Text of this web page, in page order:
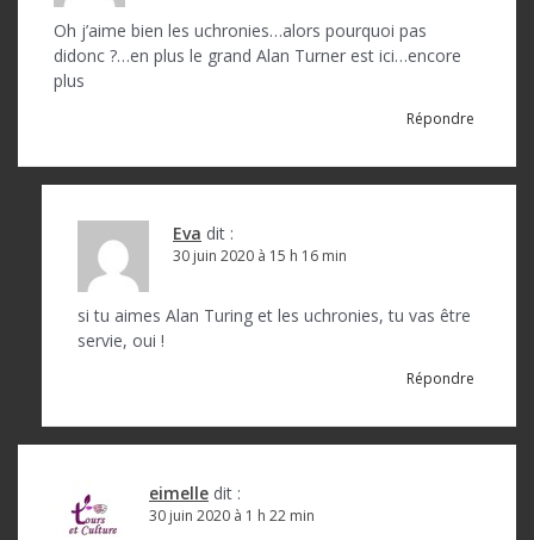
Oh j’aime bien les uchronies…alors pourquoi pas
didonc ?…en plus le grand Alan Turner est ici…encore
plus
Répondre
Eva dit :
30 juin 2020 à 15 h 16 min
si tu aimes Alan Turing et les uchronies, tu vas être
servie, oui !
Répondre
eimelle dit :
30 juin 2020 à 1 h 22 min